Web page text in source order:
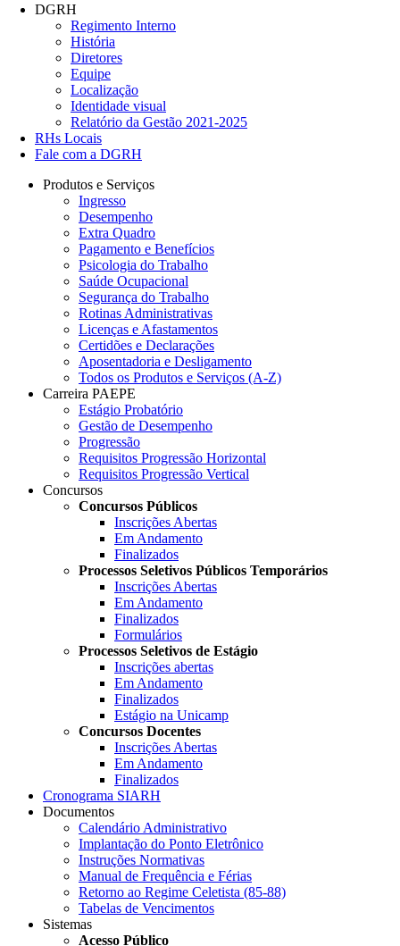
DGRH
Regimento Interno
História
Diretores
Equipe
Localização
Identidade visual
Relatório da Gestão 2021-2025
RHs Locais
Fale com a DGRH
Produtos e Serviços
Ingresso
Desempenho
Extra Quadro
Pagamento e Benefícios
Psicologia do Trabalho
Saúde Ocupacional
Segurança do Trabalho
Rotinas Administrativas
Licenças e Afastamentos
Certidões e Declarações
Aposentadoria e Desligamento
Todos os Produtos e Serviços (A-Z)
Carreira PAEPE
Estágio Probatório
Gestão de Desempenho
Progressão
Requisitos Progressão Horizontal
Requisitos Progressão Vertical
Concursos
Concursos Públicos
Inscrições Abertas
Em Andamento
Finalizados
Processos Seletivos Públicos Temporários
Inscrições Abertas
Em Andamento
Finalizados
Formulários
Processos Seletivos de Estágio
Inscrições abertas
Em Andamento
Finalizados
Estágio na Unicamp
Concursos Docentes
Inscrições Abertas
Em Andamento
Finalizados
Cronograma SIARH
Documentos
Calendário Administrativo
Implantação do Ponto Eletrônico
Instruções Normativas
Manual de Frequência e Férias
Retorno ao Regime Celetista (85-88)
Tabelas de Vencimentos
Sistemas
Acesso Público